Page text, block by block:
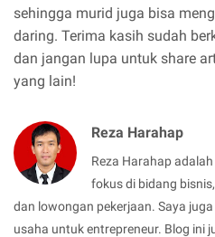
sehingga murid juga bisa
daring. Terima kasih sudah
dan jangan lupa untuk share
yang lain!
Reza Harahap
Reza Harahap adalah
fokus di bidang
dan lowongan pekerjaan. Saya
usaha untuk entrepreneur. Blog ini